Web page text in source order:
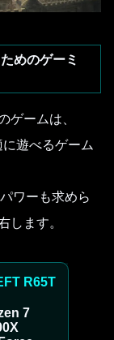
めのゲーミ
ゲームは、
遊べるゲーム
ワーも求めら
します。
R65T
7